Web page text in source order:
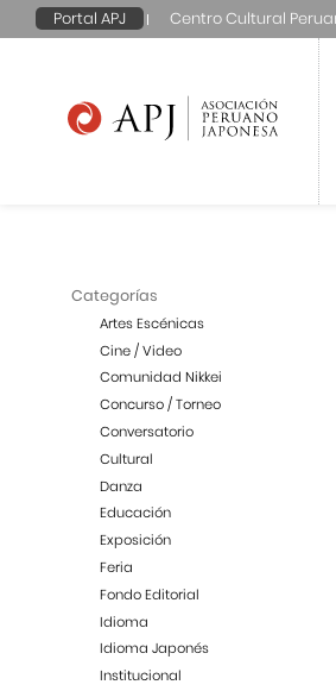
Portal APJ Centro Cultural
Categorías
Artes Escénicas
Cine / Video
Comunidad Nikkei
Concurso / Torneo
Conversatorio
Cultural
Danza
Educación
Exposición
Feria
Fondo Editorial
Idioma
Idioma Japonés
Institucional